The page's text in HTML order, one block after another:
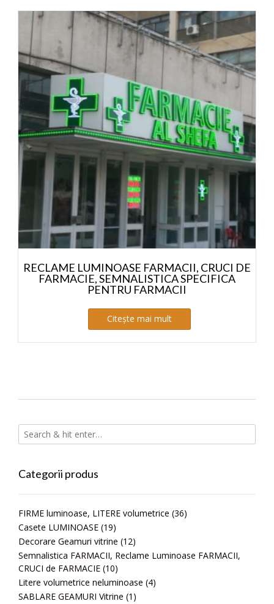
RECLAME LUMINOASE FARMACII, CRUCI DE
FARMACIE, SEMNALISTICA SPECIFICA
PENTRU FARMACII
Citește mai mult
Categorii produs
FIRME luminoase, LITERE volumetrice (36)
Casete LUMINOASE (19)
Decorare Geamuri vitrine (12)
Semnalistica FARMACII, Reclame Luminoase FARMACII,
CRUCI de FARMACIE (10)
Litere volumetrice neluminoase (4)
SABLARE GEAMURI Vitrine (1)